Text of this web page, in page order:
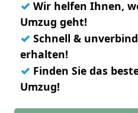
✓ Wir helfen Ihnen,
Umzug geht!
✓ Schnell &
erhalten!
✓ Finden Sie das
Umzug!